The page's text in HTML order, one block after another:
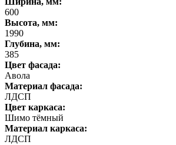
600
Высота, мм:
1990
Глубина, мм:
385
Цвет фасада:
Авола
Материал фасада:
ЛДСП
Цвет каркаса:
Шимо тёмный
Материал каркаса:
ЛДСП